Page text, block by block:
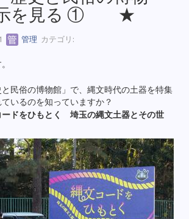
示を見る ① ★
管理 カテゴリ:
民俗の博物館」で、縄文時代の土器を特集
いるのを知っていますか？
ードをひもとく 埼玉の縄文土器とその世